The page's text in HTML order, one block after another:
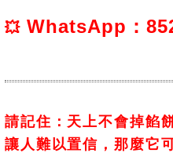
💥 WhatsApp：
請記住：天上不會掉餡
讓人難以置信，那麼它